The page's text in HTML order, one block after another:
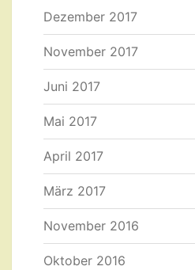
Dezember 2017
November 2017
Juni 2017
Mai 2017
April 2017
März 2017
November 2016
Oktober 2016